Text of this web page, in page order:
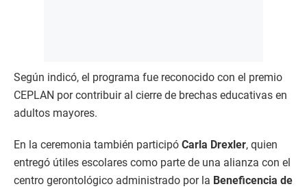
Según indicó, el programa fue reconocido con el premio
CEPLAN por contribuir al cierre de brechas educativas en
adultos mayores.
En la ceremonia también participó Carla Drexler, quien
entregó útiles escolares como parte de una alianza con el
centro gerontológico administrado por la Beneficencia de